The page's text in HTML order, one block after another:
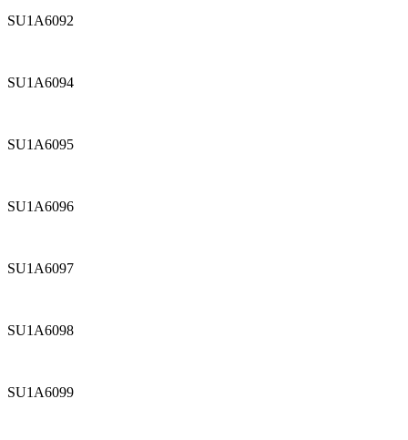
SU1A6092
SU1A6094
SU1A6095
SU1A6096
SU1A6097
SU1A6098
SU1A6099